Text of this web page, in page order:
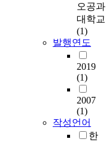
오공과
대학교
(1)
발행연도
2019
(1)
2007
(1)
작성언어
한